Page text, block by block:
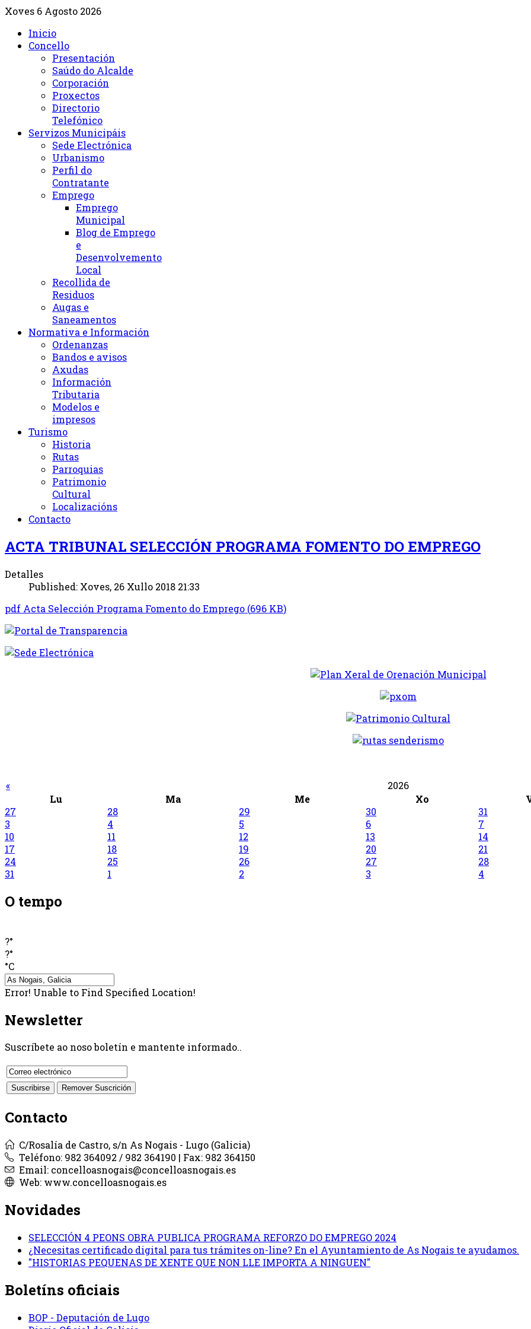
Xoves 6 Agosto 2026
Inicio
Concello
Presentación
Saúdo do Alcalde
Corporación
Proxectos
Directorio
Telefónico
Servizos Municipáis
Sede Electrónica
Urbanismo
Perfil do
Contratante
Emprego
Emprego
Municipal
Blog de Emprego
e
Desenvolvemento
Local
Recollida de
Residuos
Augas e
Saneamentos
Normativa e Información
Ordenanzas
Bandos e avisos
Axudas
Información
Tributaria
Modelos e
impresos
Turismo
Historia
Rutas
Parroquias
Patrimonio
Cultural
Localizacións
Contacto
ACTA TRIBUNAL SELECCIÓN PROGRAMA FOMENTO DO EMPREGO
Detalles
Published: Xoves, 26 Xullo 2018 21:33
pdf Acta Selección Programa Fomento do Emprego (696 KB)
«
2026
Lu
Ma Me Xo
27
28 29 30
31
3
4 5 6
7
10
11 12 13
14
17
18 19 20
21
24
25 26 27
28
31
1 2 3 4
O tempo
?°
?°
°C
Error! Unable to Find Specified Location!
Newsletter
Suscríbete ao noso boletín e mantente informado..
Contacto
C/Rosalía de Castro, s/n As Nogais - Lugo (Galicia)
Teléfono: 982 364092 / 982 364190 | Fax: 982 364150
Email: concelloasnogais@concelloasnogais.es
Web: www.concelloasnogais.es
Novidades
SELECCIÓN 4 PEONS OBRA PUBLICA PROGRAMA REFORZO DO EMPREGO 2024
¿Necesitas certificado digital para tus trámites on-line? En el Ayuntamiento de As Nogais te ayudamos.
"HISTORIAS PEQUENAS DE XENTE QUE NON LLE IMPORTA A NINGUEN"
Boletíns oficiais
BOP - Deputación de Lugo